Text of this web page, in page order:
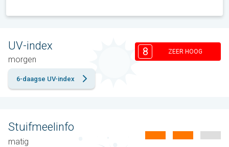
UV-index
morgen
8 ZEER HOOG
6-daagse UV-index
Stuifmeelinfo
matig